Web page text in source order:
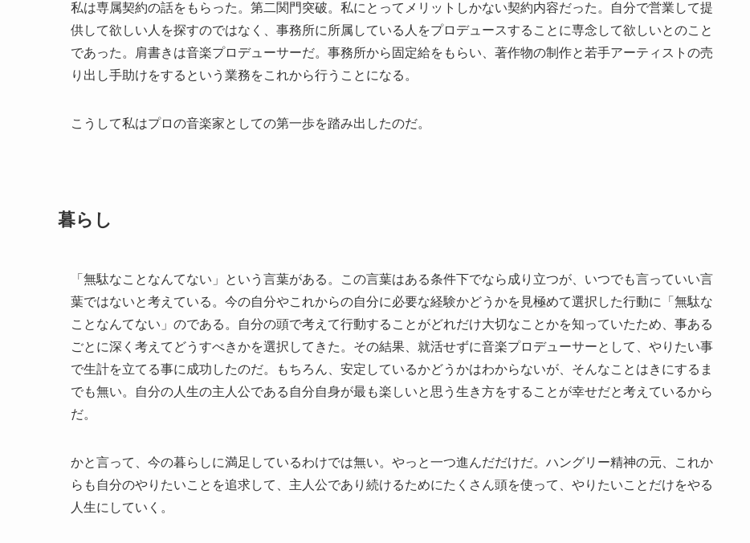
私は専属契約の話をもらった。第二関門突破。私にとってメリットしかない契約内容だった。自分で営業して提
供して欲しい人を探すのではなく、事務所に所属している人をプロデュースすることに専念して欲しいとのこと
であった。肩書きは音楽プロデューサーだ。事務所から固定給をもらい、著作物の制作と若手アーティストの売
り出し手助けをするという業務をこれから行うことになる。
こうして私はプロの音楽家としての第一歩を踏み出したのだ。
暮らし
「無駄なことなんてない」という言葉がある。この言葉はある条件下でなら成り立つが、いつでも言っていい言
葉ではないと考えている。今の自分やこれからの自分に必要な経験かどうかを見極めて選択した行動に「無駄な
ことなんてない」のである。自分の頭で考えて行動することがどれだけ大切なことかを知っていたため、事ある
ごとに深く考えてどうすべきかを選択してきた。その結果、就活せずに音楽プロデューサーとして、やりたい事
で生計を立てる事に成功したのだ。もちろん、安定しているかどうかはわからないが、そんなことはきにするま
でも無い。自分の人生の主人公である自分自身が最も楽しいと思う生き方をすることが幸せだと考えているから
だ。
かと言って、今の暮らしに満足しているわけでは無い。やっと一つ進んだだけだ。ハングリー精神の元、これか
らも自分のやりたいことを追求して、主人公であり続けるためにたくさん頭を使って、やりたいことだけをやる
人生にしていく。